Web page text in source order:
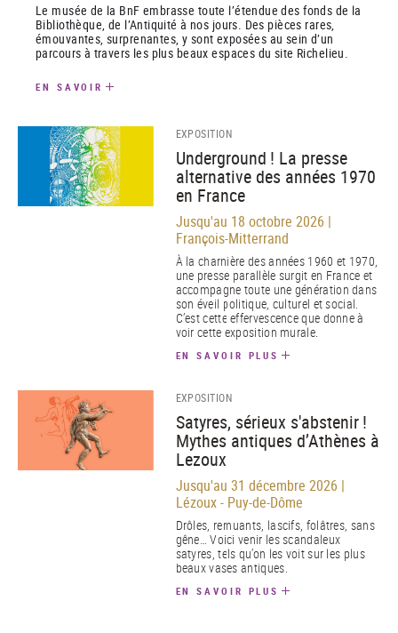
Le musée de la BnF embrasse toute l’étendue des fonds de la
Bibliothèque, de l’Antiquité à nos jours. Des pièces rares,
émouvantes, surprenantes, y sont exposées au sein d’un
parcours à travers les plus beaux espaces du site Richelieu.
EN SAVOIR
EXPOSITION
Underground ! La presse
alternative des années 1970
en France
Jusqu'au 18 octobre 2026 |
François-Mitterrand
À la charnière des années 1960 et 1970,
une presse parallèle surgit en France et
accompagne toute une génération dans
son éveil politique, culturel et social.
C’est cette effervescence que donne à
voir cette exposition murale.
EN SAVOIR PLUS
EXPOSITION
Satyres, sérieux s'abstenir !
Mythes antiques d’Athènes à
Lezoux
Jusqu'au 31 décembre 2026 |
Lézoux - Puy-de-Dôme
Drôles, remuants, lascifs, folâtres, sans
gêne… Voici venir les scandaleux
satyres, tels qu’on les voit sur les plus
beaux vases antiques.
EN SAVOIR PLUS